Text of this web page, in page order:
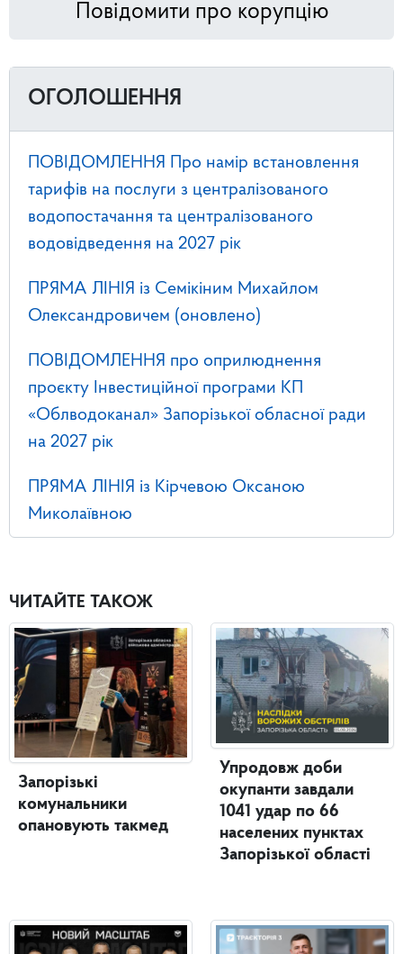
Повідомити про корупцію
ОГОЛОШЕННЯ
ПОВІДОМЛЕННЯ Про намір встановлення
тарифів на послуги з централізованого
водопостачання та централізованого
водовідведення на 2027 рік
ПРЯМА ЛІНІЯ із Семікіним Михайлом
Олександровичем (оновлено)
ПОВІДОМЛЕННЯ про оприлюднення
проєкту Інвестиційної програми КП
«Облводоканал» Запорізької обласної ради
на 2027 рік
ПРЯМА ЛІНІЯ із Кірчевою Оксаною
Миколаївною
ЧИТАЙТЕ ТАКОЖ
Запорізькі
комунальники
опановують такмед
Упродовж доби
окупанти завдали
1041 удар по 66
населених пунктах
Запорізької області